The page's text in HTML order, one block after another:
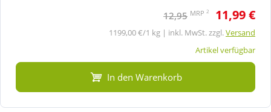
12,95 MRP 2 11,99 €
1199,00 €/1 kg | inkl. MwSt. zzgl.Versand
Artikel verfügbar
In den Warenkorb